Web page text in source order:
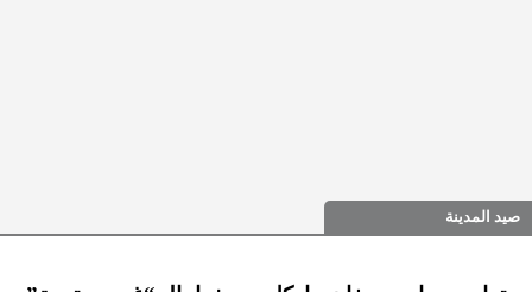
صيد المدينة